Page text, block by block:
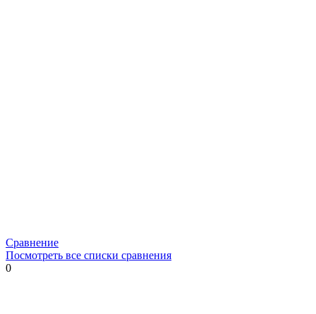
Сравнение
Посмотреть все списки сравнения
0